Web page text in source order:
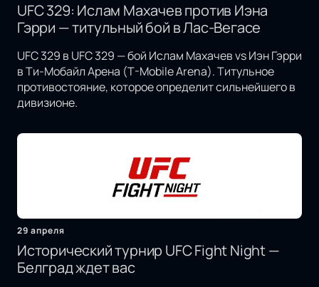
UFC 329: Ислам Махачев против Иэна
Гэрри — титульный бой в Лас-Вегасе
UFC 329 в UFC 329 — бой Ислам Махачев vs Иэн Гэрри
в Ти-Мобайл Арена (T-Mobile Arena). Титульное
противостояние, которое определит сильнейшего в
дивизионе.
29 апреля
Исторический турнир UFC Fight Night —
Белград ждет вас